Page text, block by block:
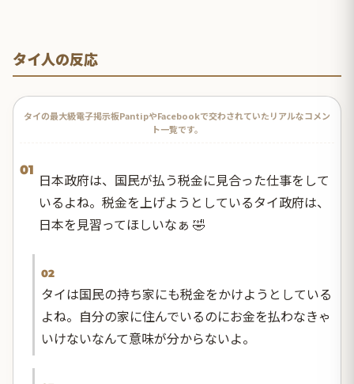
タイ人の反応
タイの最大級電子掲示板PantipやFacebookで交わされていたリアルなコメン
ト一覧です。
01
日本政府は、国民が払う税金に見合った仕事をして
いるよね。税金を上げようとしているタイ政府は、
日本を見習ってほしいなぁ 🤣
02
タイは国民の持ち家にも税金をかけようとしている
よね。自分の家に住んでいるのにお金を払わなきゃ
いけないなんて意味が分からないよ。